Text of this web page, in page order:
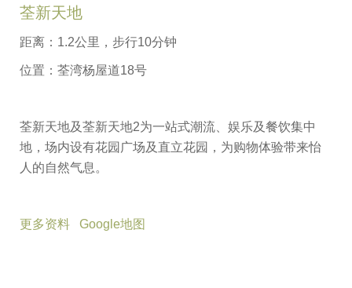
荃新天地
距离：1.2公里，步行10分钟
位置：荃湾杨屋道18号
荃新天地及荃新天地2为一站式潮流、娱乐及餐饮集中
地，场内设有花园广场及直立花园，为购物体验带来怡
人的自然气息。
更多资料 Google地图